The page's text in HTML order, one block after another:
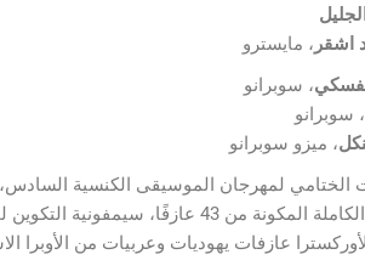
اشقر ، مايسترو
، سوبرانو
، سوبرانو
، ميزو سوبرانو
الختامي لمهرجان الموسيقى الكنسية
بتشكيلتها الكاملة المكونة من 43
عازفات يهوديات وعربيات من الأوبرا